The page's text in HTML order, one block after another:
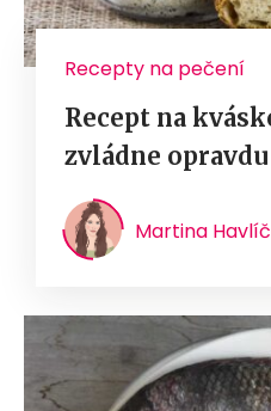
Recepty na pečení
Recept na
zvládne
Martina